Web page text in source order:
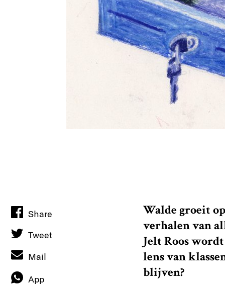
Walde groeit
verhalen van
Jelt Roos
lens van
blijven?
Share
Tweet
Mail
App